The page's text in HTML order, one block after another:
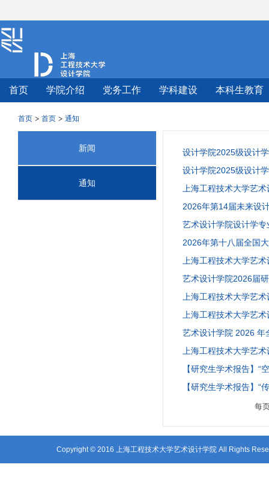
首页 学院介绍 党务工作 学科建设 本科生教育
首页 首页 通知
新闻
通知
设计学院2025级设计
设计学院2025级设计
上海工程技术大学艺
2026年第14届未来设
艺术设计学院设计学
2026年第十八届全国
上海工程技术大学艺
艺术设计学院2026届
上海工程技术大学艺
上海工程技术大学艺
艺术设计学院 2026 年
上海工程技术大学艺
【研究生学术报告】“
【研究生学术报告】“
每
Copyright © 2016 上海工程技术大学艺术设计学院 All Rights